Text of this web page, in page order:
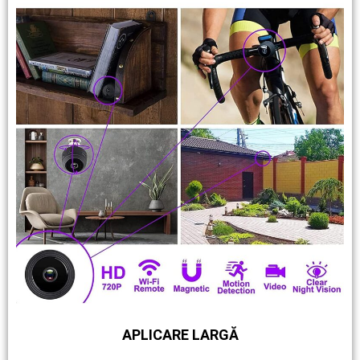
APLICARE LARGĂ